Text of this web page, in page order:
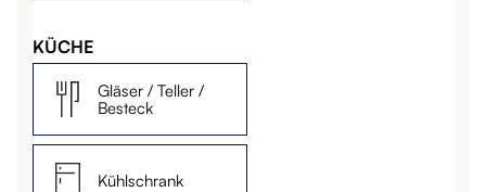
KÜCHE
Gläser / Teller /
Besteck
Kühlschrank